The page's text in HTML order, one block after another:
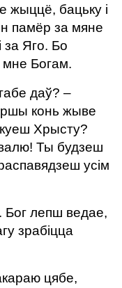
жыццё, бацьку і
памёр за мяне
за Яго. Бо
Богам.
даў? –
конь жыве
Хрысту?
Ты будзеш
усім
лепш ведае,
зрабіцца
цябе,